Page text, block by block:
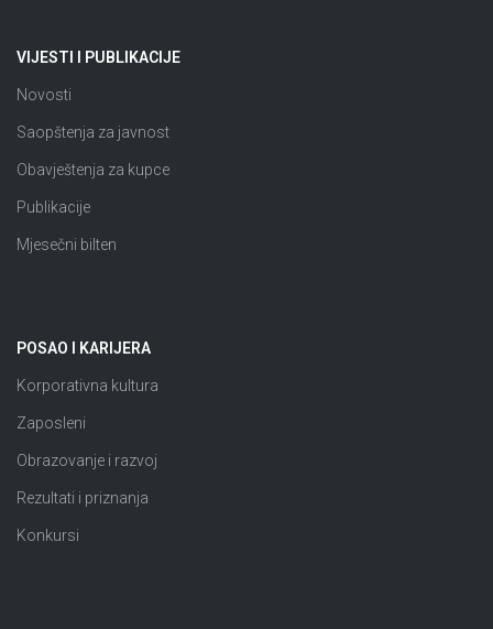
VIJESTI I PUBLIKACIJE
Novosti
Saopštenja za javnost
Obavještenja za kupce
Publikacije
Mjesečni bilten
POSAO I KARIJERA
Korporativna kultura
Zaposleni
Obrazovanje i razvoj
Rezultati i priznanja
Konkursi